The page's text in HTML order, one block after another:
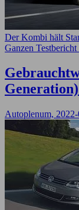
Der Kombi hält
Ganzen Testbericht
Autoplenum,